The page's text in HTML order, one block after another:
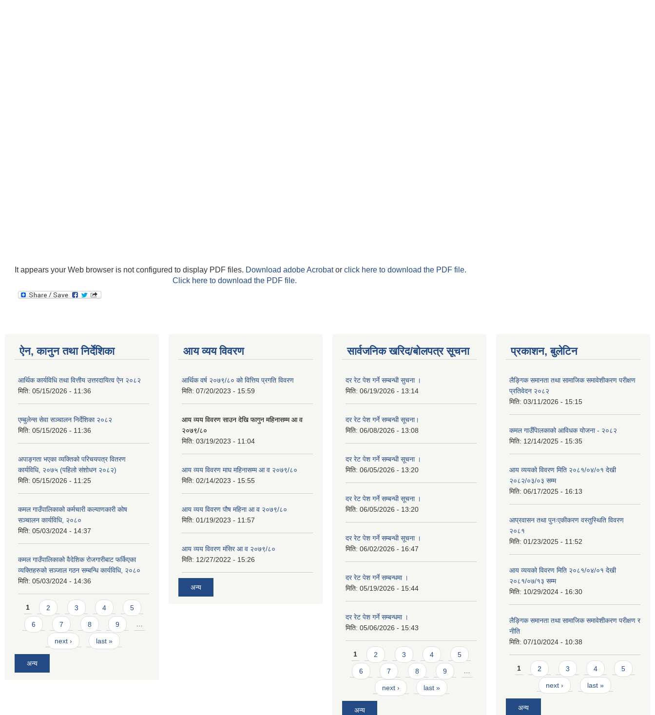
It appears your Web browser is not configured to display PDF files. Download adobe Acrobator click here to download the PDF file.
Click here to download the PDF file.
ऐन, कानुन तथा निर्देशिका
आर्थिक कार्यविधि तथा वित्तीय उत्तरदायित्व ऐन २०८२
मिति: 05/15/2026 - 11:36
एम्बुलेन्स सेवा सञ्चालन निर्देशिका २०८२
मिति: 05/15/2026 - 11:36
अपाङ्गता भएका व्यक्तिको परिचयपत्र वितरण
कार्यविधि, २०७५ (पहिलो संशोधन २०८२)
मिति: 05/15/2026 - 11:25
कमल गाउँपालिकाको कर्मचारी कल्याणकारी कोष
सञ्चालन कार्यविधि, २०८०
मिति: 05/03/2024 - 14:37
कमल गाउँपालिकाको वैदेशिक रोजगारीबाट फर्किएका
व्यक्तिहरुको सञ्जाल गठन सम्बन्धि कार्यविधि, २०८०
मिति: 05/03/2024 - 14:36
Pages
1 2 3 4 5
6 7 8 9 …
next › last »
अन्य
आय व्यय विवरण
आर्थिक वर्ष २०७९/८० को वित्तिय प्रगति विवरण
मिति: 07/20/2023 - 15:59
आय व्यय विवरण साउन देखि फागुन महिनासम्म आ व
२०७९/८०
मिति: 03/19/2023 - 11:04
आय व्यय विवरण माघ महिनासम्म आ व २०७९/८०
मिति: 02/14/2023 - 15:55
आय व्यय विवरण पौष महिना आ व २०७९/८०
मिति: 01/19/2023 - 11:57
आय व्यय विवरण मंसिर आ व २०७९/८०
मिति: 12/27/2022 - 15:26
अन्य
सार्वजनिक खरिद/बोलपत्र सूचना
दर रेट पेश गर्ने सम्बन्धी सुचना ।
मिति: 06/19/2026 - 13:14
दर रेट पेश गर्ने सम्बन्धी सूचना।
मिति: 06/08/2026 - 13:08
दर रेट पेश गर्ने सम्बन्धी सूचना ।
मिति: 06/05/2026 - 13:20
दर रेट पेश गर्ने सम्बन्धी सूचना ।
मिति: 06/05/2026 - 13:20
दर रेट पेश गर्ने सम्बन्धी सूचना ।
मिति: 06/02/2026 - 16:47
दर रेट पेश गर्ने सम्बन्धमा ।
मिति: 05/19/2026 - 15:44
दर रेट पेश गर्ने सम्बन्धमा ।
मिति: 05/06/2026 - 15:43
Pages
1 2 3 4 5
6 7 8 9 …
next › last »
अन्य
प्रकाशन, बुलेटिन
लैङ्गिक समानता तथा सामाजिक समावेशीकरण परीक्षण
प्रतिवेदन २०८२
मिति: 03/11/2026 - 15:15
कमल गाउँपािलकाको आविधक योजना - २०८२
मिति: 12/14/2025 - 15:35
आय व्ययको विवरण मिति २०८१/०४/०१ देखी
२०८२/०३/०३ सम्म
मिति: 06/17/2025 - 16:13
आप्रवासन तथा पुनःएकीकरण वस्तुस्थिति विवरण
२०८१
मिति: 01/23/2025 - 11:52
आय व्ययको विवरण मिति २०८१/०४/०१ देखी
२०८१/०७/१३ सम्म
मिति: 10/29/2024 - 16:30
लैङ्गिक समानता तथा सामाजिक समावेशीकरण परीक्षण र
नीति
मिति: 07/10/2024 - 10:38
Pages
1 2 3 4 5
next › last »
अन्य